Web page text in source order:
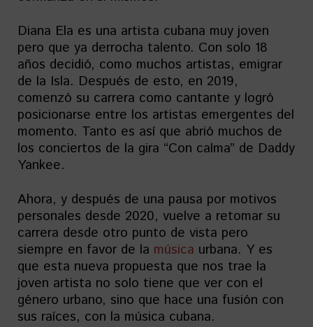
Diana Ela es una artista cubana muy joven
pero que ya derrocha talento. Con solo 18
años decidió, como muchos artistas, emigrar
de la Isla. Después de esto, en 2019,
comenzó su carrera como cantante y logró
posicionarse entre los artistas emergentes del
momento. Tanto es así que abrió muchos de
los conciertos de la gira “Con calma” de Daddy
Yankee.
Ahora, y después de una pausa por motivos
personales desde 2020, vuelve a retomar su
carrera desde otro punto de vista pero
siempre en favor de la música urbana. Y es
que esta nueva propuesta que nos trae la
joven artista no solo tiene que ver con el
género urbano, sino que hace una fusión con
sus raíces, con la música cubana.